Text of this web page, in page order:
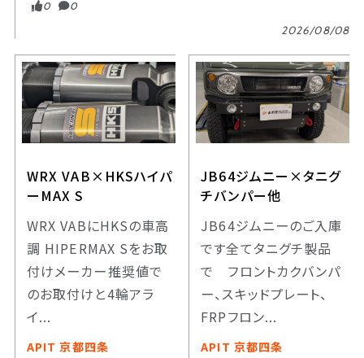
2026/08/08
0 0
WRX VAB×HKSハイパ
ーMAX S
WRX VABにHKSの車高
調 HIPERMAX Sをお取
付けメーカー推奨値で
のお取付けと4輪アラ
イ...
APIT 京都四条
JB64ジムニー×タニグ
チバンパー他
JB64ジムニーのご入庫
です全てタニグチ製品
で フロントカクバンパ
ー、スキッドプレート、
FRPフロン...
APIT 京都四条